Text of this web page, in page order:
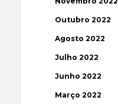
Outubro 2022
Agosto 2022
Julho 2022
Junho 2022
Março 2022